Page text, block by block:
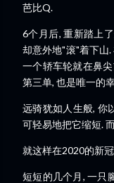
芭比Q.
6个月后, 重新踏上
却意外地"滚"着下山.
一个轿车轮就在鼻
第三单, 也是唯一的
远骑犹如人生般, 你
可轻易地把它缩短.
就这样在2020的新
短短的几个月, 一只